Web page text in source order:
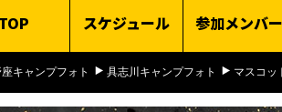
スケジュール 参加メンバー
キャンプフォト 具志川キャンプフォト マスコッ